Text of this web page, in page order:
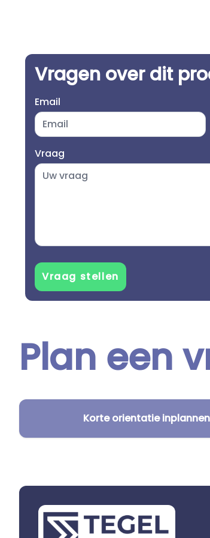
Vragen over dit
Email
Vraag
Plan een
Korte orientatie inplannen